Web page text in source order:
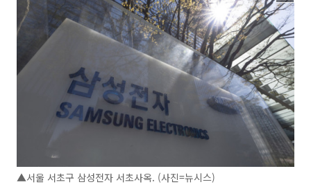
▲서울 서초구 삼성전자 서초사옥. (사진=뉴시스)